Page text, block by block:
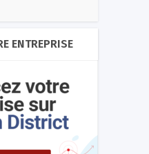
ENTREPRISE